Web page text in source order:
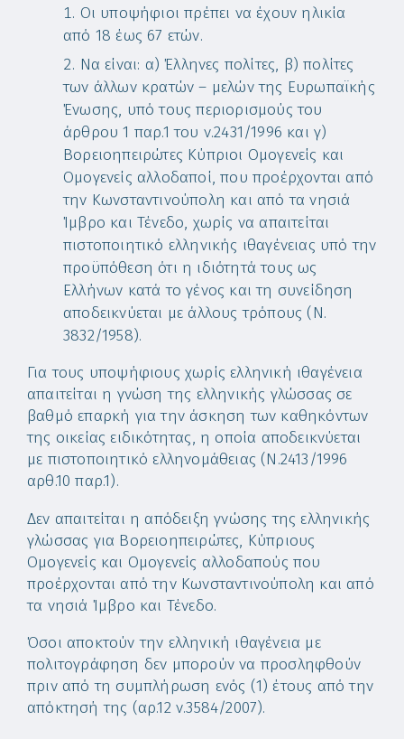
Οι υποψήφιοι πρέπει να έχουν ηλικία
από 18 έως 67 ετών.
Να είναι: α) Έλληνες πολίτες, β) πολίτες
των άλλων κρατών – μελών της Ευρωπαϊκής
Ένωσης, υπό τους περιορισμούς του
άρθρου 1 παρ.1 του ν.2431/1996 και γ)
Βορειοηπειρώτες Κύπριοι Ομογενείς και
Ομογενείς αλλοδαποί, που προέρχονται από
την Κωνσταντινούπολη και από τα νησιά
Ίμβρο και Τένεδο, χωρίς να απαιτείται
πιστοποιητικό ελληνικής ιθαγένειας υπό την
προϋπόθεση ότι η ιδιότητά τους ως
Ελλήνων κατά το γένος και τη συνείδηση
αποδεικνύεται με άλλους τρόπους (Ν.
3832/1958).
Για τους υποψήφιους χωρίς ελληνική ιθαγένεια
απαιτείται η γνώση της ελληνικής γλώσσας σε
βαθμό επαρκή για την άσκηση των καθηκόντων
της οικείας ειδικότητας, η οποία αποδεικνύεται
με πιστοποιητικό ελληνομάθειας (Ν.2413/1996
αρθ.10 παρ.1).
Δεν απαιτείται η απόδειξη γνώσης της ελληνικής
γλώσσας για Βορειοηπειρώτες, Κύπριους
Ομογενείς και Ομογενείς αλλοδαπούς που
προέρχονται από την Κωνσταντινούπολη και από
τα νησιά Ίμβρο και Τένεδο.
Όσοι αποκτούν την ελληνική ιθαγένεια με
πολιτογράφηση δεν μπορούν να προσληφθούν
πριν από τη συμπλήρωση ενός (1) έτους από την
απόκτησή της (αρ.12 ν.3584/2007).